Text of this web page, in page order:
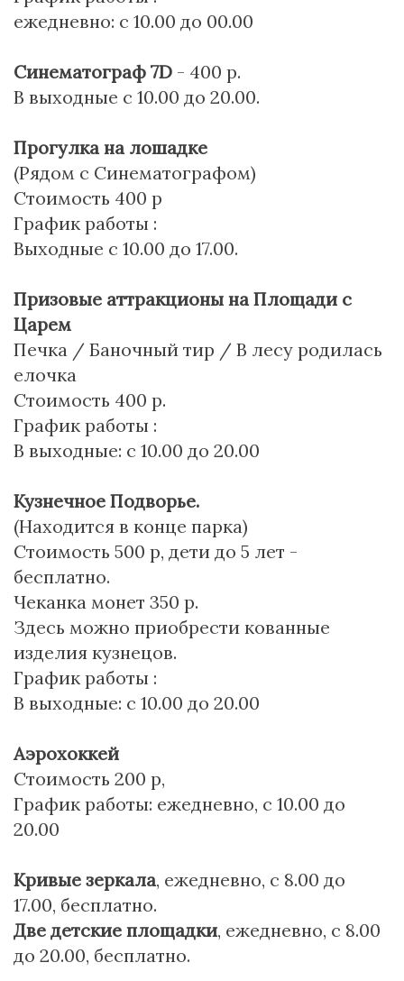
ежедневно: с 10.00 до 00.00
Синематограф 7D - 400 р.
В выходные с 10.00 до 20.00.
Прогулка на лошадке
(Рядом с Синематографом)
Стоимость 400 р
График работы :
Выходные с 10.00 до 17.00.
Призовые аттракционы на Площади с
Царем
Печка / Баночный тир / В лесу родилась
елочка
Стоимость 400 р.
График работы :
В выходные: с 10.00 до 20.00
Кузнечное Подворье.
(Находится в конце парка)
Стоимость 500 р, дети до 5 лет -
бесплатно.
Чеканка монет 350 р.
Здесь можно приобрести кованные
изделия кузнецов.
График работы :
В выходные: с 10.00 до 20.00
Аэрохоккей
Стоимость 200 р,
График работы: ежедневно, с 10.00 до
20.00
Кривые зеркала, ежедневно, с 8.00 до
17.00, бесплатно.
Две детские площадки, ежедневно, с 8.00
до 20.00, бесплатно.